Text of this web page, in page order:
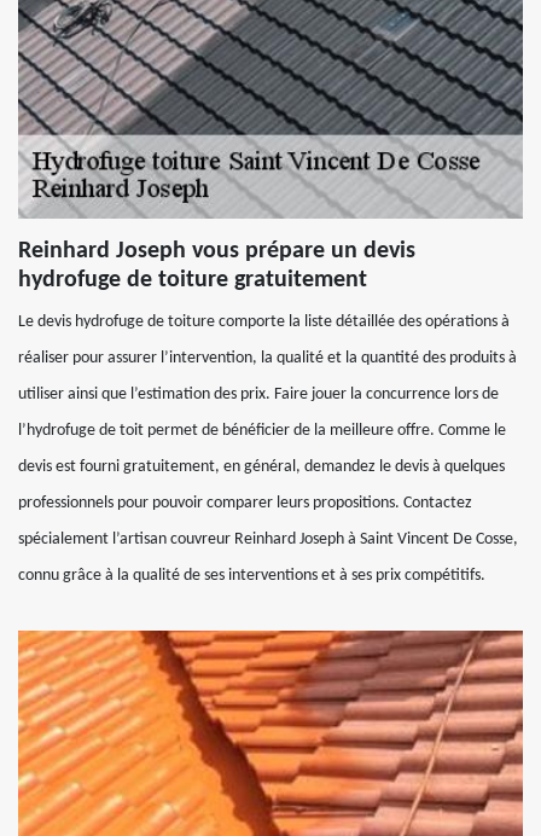
Reinhard Joseph vous prépare un devis
hydrofuge de toiture gratuitement
Le devis hydrofuge de toiture comporte la liste détaillée des opérations à
réaliser pour assurer l’intervention, la qualité et la quantité des produits à
utiliser ainsi que l’estimation des prix. Faire jouer la concurrence lors de
l’hydrofuge de toit permet de bénéficier de la meilleure offre. Comme le
devis est fourni gratuitement, en général, demandez le devis à quelques
professionnels pour pouvoir comparer leurs propositions. Contactez
spécialement l’artisan couvreur Reinhard Joseph à Saint Vincent De Cosse,
connu grâce à la qualité de ses interventions et à ses prix compétitifs.